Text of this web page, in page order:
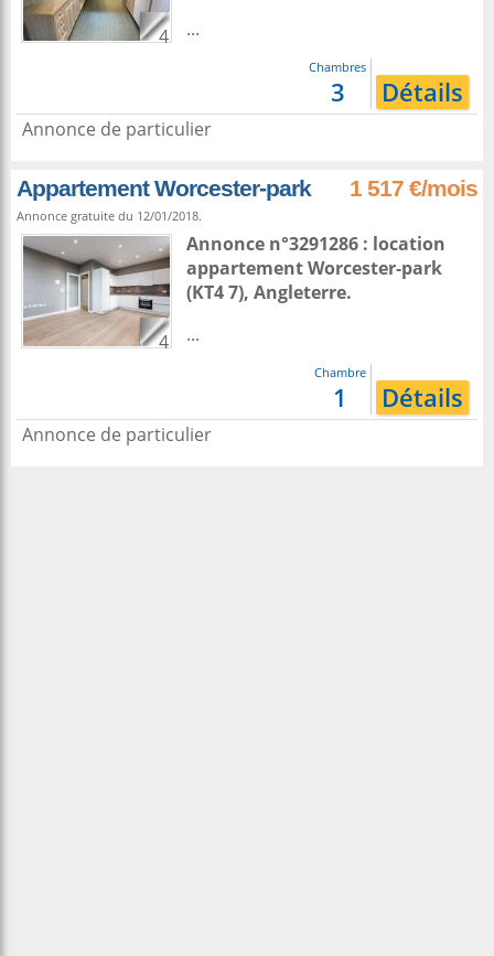
4
...
Chambres
3 Détails
Annonce de particulier
Appartement Worcester-park 1 517 €/mois
Annonce gratuite du 12/01/2018.
4
Annonce n°3291286 : location
appartementWorcester-park
(KT4 7), Angleterre.
...
Chambre
1 Détails
Annonce de particulier